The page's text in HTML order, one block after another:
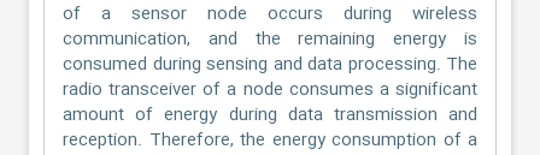
of a sensor node occurs during wireless
communication, and the remaining energy is
consumed during sensing and data processing. The
radio transceiver of a node consumes a significant
amount of energy during data transmission and
reception. Therefore, the energy consumption of a